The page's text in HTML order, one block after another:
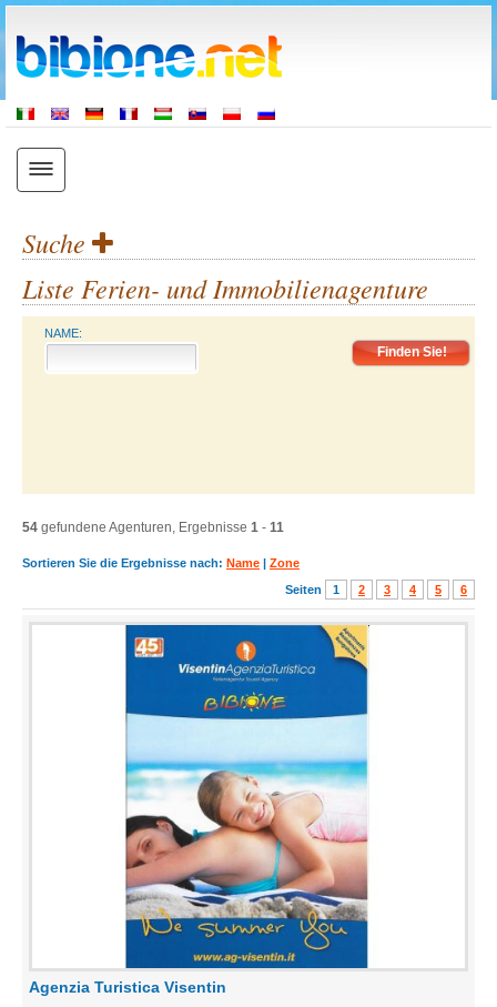
Suche
Liste Ferien- und Immobilienagenture
NAME:
54 gefundene Agenturen, Ergebnisse 1 - 11
Sortieren Sie die Ergebnisse nach: Name | Zone
Seiten
1 2 3 4 5 6
Agenzia Turistica Visentin